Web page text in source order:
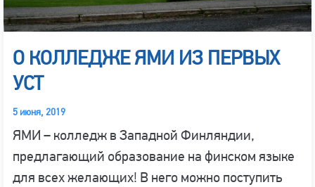
О КОЛЛЕДЖЕ ЯМИ ИЗ ПЕРВЫХ
УСТ
5 июня, 2019
ЯМИ – колледж в Западной Финляндии,
предлагающий образование на финском языке
для всех желающих! В него можно поступить